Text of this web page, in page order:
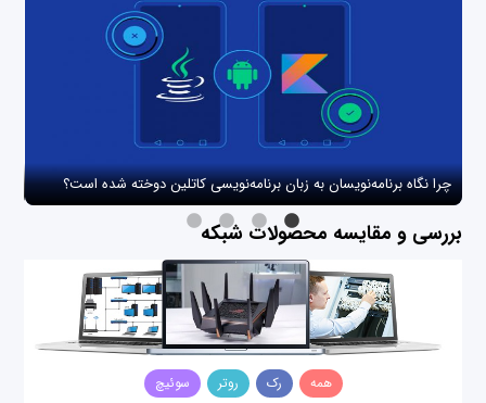
چرا نگاه برنامه‌نویسان به زبان برنامه‌نویسی کاتلین دوخته شده است؟
بررسی و مقایسه محصولات شبکه
همه رک روتر سوئیچ